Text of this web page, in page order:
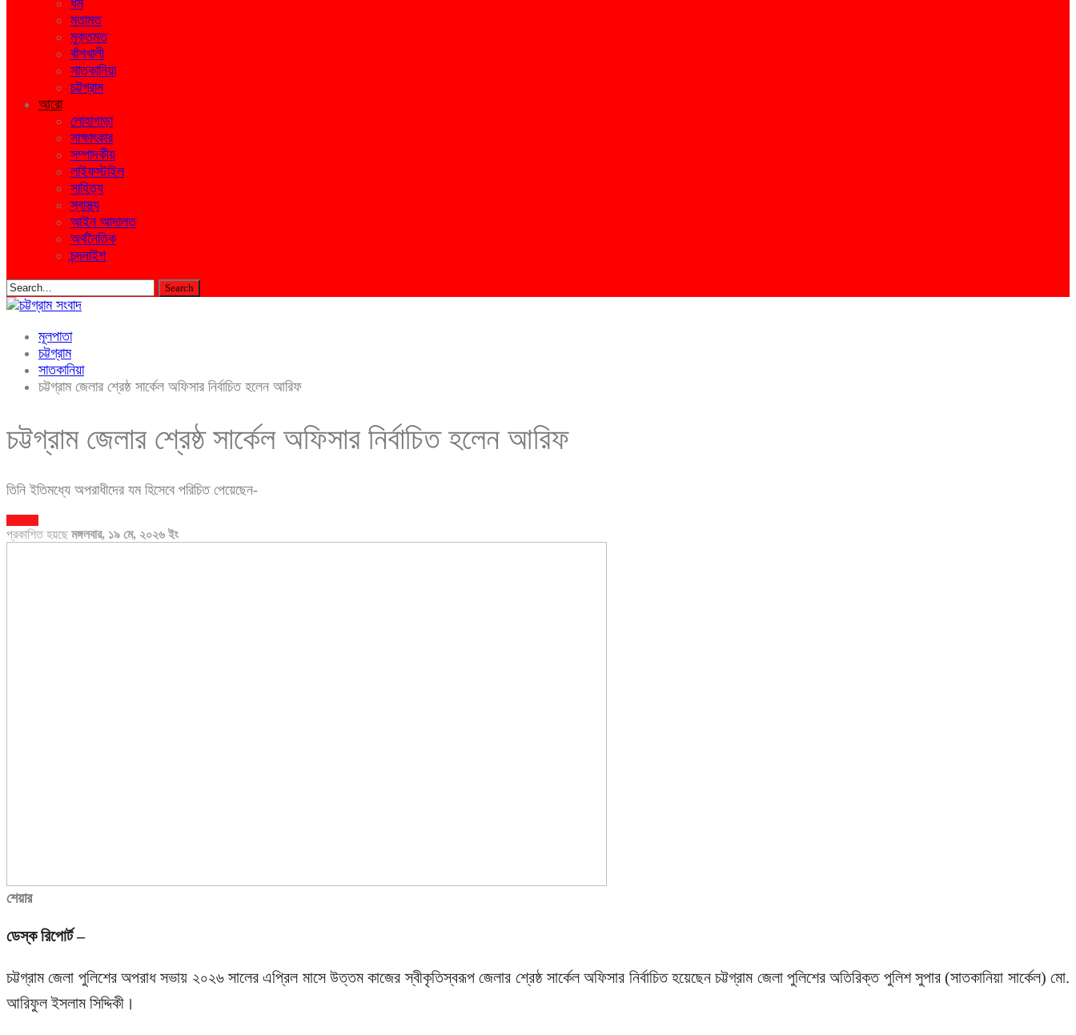
ধর্ম
মতামত
মুক্তমত
বাঁশখালী
সাতকানিয়া
চট্টগ্রাম
আরো
লোহাগাড়া
সাক্ষাৎকার
সম্পাদকীয়
লাইফস্টাইল
সাহিত্য
স্বাস্থ্য
আইন আদালত
অর্থনৈতিক
চন্দনাইশ
মূলপাতা
চট্টগ্রাম
সাতকানিয়া
চট্টগ্রাম জেলার শ্রেষ্ঠ সার্কেল অফিসার নির্বাচিত হলেন আরিফ
চট্টগ্রাম জেলার শ্রেষ্ঠ সার্কেল অফিসার নির্বাচিত হলেন আরিফ
তিনি ইতিমধ্যে অপরাধীদের যম হিসেবে পরিচিত পেয়েছেন-
প্রকাশিত হয়ছে মঙ্গলবার, ১৯ মে, ২০২৬ ইং
শেয়ার
ডেস্ক রিপোর্ট –
চট্টগ্রাম জেলা পুলিশের অপরাধ সভায় ২০২৬ সালের এপ্রিল মাসে উত্তম কাজের স্বীকৃতিস্বরূপ জেলার শ্রেষ্ঠ সার্কেল অফিসার নির্বাচিত হয়েছেন চট্টগ্রাম জেলা পুলিশের অতিরিক্ত পুলিশ সুপার (সাতকানিয়া সার্কেল) মো.
আরিফুল ইসলাম সিদ্দিকী।